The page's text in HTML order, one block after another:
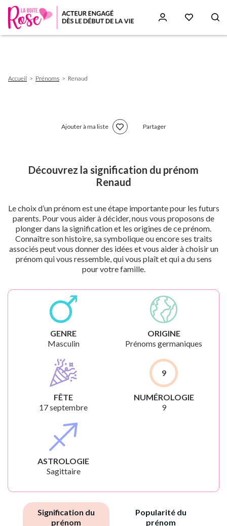
d'Ariane
Accueil Prénoms Renaud
Ajouter à ma liste Partager
Découvrez la signification du prénom
Renaud
Le choix d’un prénom est une étape importante pour les futurs
parents. Pour vous aider à décider, nous vous proposons de
plonger dans la signification et les origines de ce prénom.
Connaître son histoire, sa symbolique ou encore ses traits
associés peut vous donner des idées et vous aider à choisir un
prénom qui vous ressemble, qui vous plaît et qui a du sens
pour votre famille.
GENRE
Masculin
ORIGINE
Prénoms germaniques
FÊTE
17 septembre
9
NUMÉROLOGIE
9
ASTROLOGIE
Sagittaire
Signification du
prénom
Popularité du
prénom